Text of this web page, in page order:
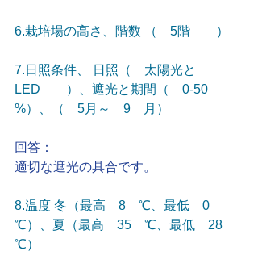
6.栽培場の高さ、階数 （　5階　　）
7.日照条件、 日照（　太陽光と
LED　　）、遮光と期間（　0-50
%）、（　5月～　9　月）
回答：
適切な遮光の具合です。
8.温度 冬（最高　8　℃、最低　0
℃）、夏（最高　35　℃、最低　28
℃）